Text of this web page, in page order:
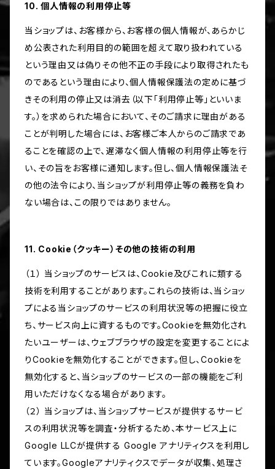
10. 個人情報の利用停止等
当ショップは、お客様から、お客様の個人情報が、あらかじ
め公表された利用目的の範囲を超えて取り扱われている
という理由又は偽りその他不正の手段により取得されたも
のであるという理由により、個人情報保護法の定めに基づ
きその利用の停止又は消去（以下「利用停止等」といいま
す。）を求められた場合において、そのご請求に理由がある
ことが判明した場合には、お客様ご本人からのご請求であ
ることを確認の上で、遅滞なく個人情報の利用停止等を行
い、その旨をお客様に通知します。但し、個人情報保護法そ
の他の法令により、当ショップが利用停止等の義務を負わ
ない場合は、この限りではありません。
11. Cookie（クッキー）その他の技術の利用
（１） 当ショップのサービスは、Cookie及びこれに類する
技術を利用することがあります。これらの技術は、当ショッ
プによる当ショップのサービスの利用状況等の把握に役立
ち、サービス向上に資するものです。Cookieを無効化され
たいユーザーは、ウェブブラウザの設定を変更することによ
りCookieを無効化することができます。但し、Cookieを
無効化すると、当ショップのサービスの一部の機能をご利
用いただけなくなる場合があります。
（２） 当ショップは、当ショップサービスが提供するサービ
スの利用状況等を調査・分析するため、本サービス上に
Google LLCが提供する Google アナリティクスを利用し
ています。Googleアナリティクスでデータが収集、処理さ